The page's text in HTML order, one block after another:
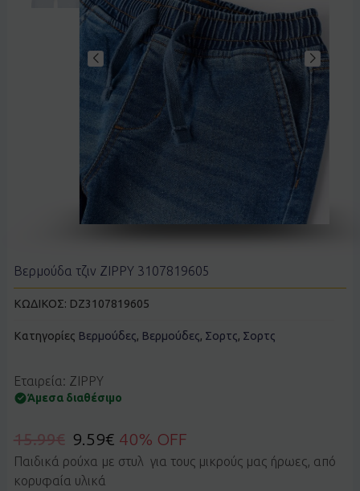
Βερμούδα τζιν ZIPPY 3107819605
ΚΩΔΙΚΟΣ: DZ3107819605
Κατηγορίες Βερμούδες, Βερμούδες, Σορτς, Σορτς
Εταιρεία: ZIPPY
Άμεσα διαθέσιμο
15.99€ 9.59€ 40% OFF
Παιδικά ρούχα με στυλ για τους μικρούς μας ήρωες, από
κορυφαία υλικά